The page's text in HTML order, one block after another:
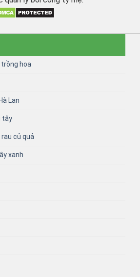
hoa
Lan
tây
củ quả
xanh